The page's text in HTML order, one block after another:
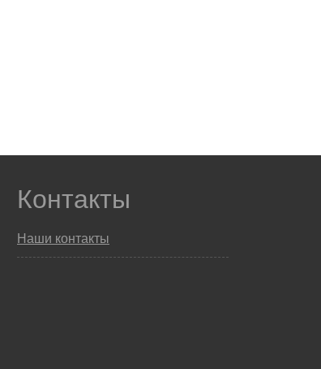
Контакты
Наши контакты